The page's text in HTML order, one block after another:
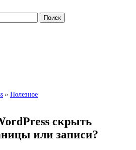
» Полезное
скрыть
или записи?